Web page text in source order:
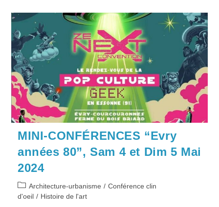
TRÉSOR
–
Parc
Des
Coquibus »,
Mercredi
Juin
2024
MINI-CONFÉRENCES “Evry
années 80”, Sam 4 et Dim 5 Mai
2024
Post
category:
Architecture-urbanisme / Conférence clin
d'oeil / Histoire de l'art